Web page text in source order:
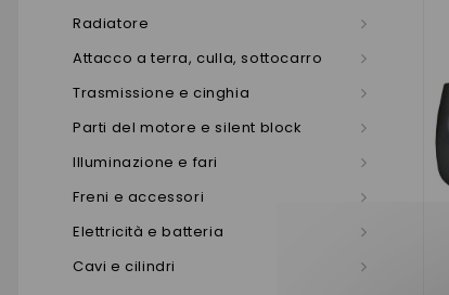
Radiatore
Attacco a terra, culla, sottocarro
Trasmissione e cinghia
Parti del motore e silent block
Illuminazione e fari
Freni e accessori
Elettricità e batteria
Cavi e cilindri